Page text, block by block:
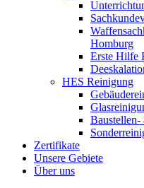
Homburg
Erste Hilfe
HES Reinigung
Zertifikate
Unsere Gebiete
Über uns